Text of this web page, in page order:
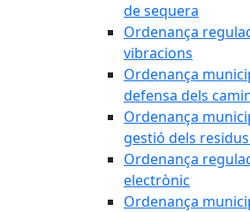
de sequera
Ordenança
vibracions
Ordenança
defensa dels
Ordenança
gestió dels
Ordenança
electrònic
Ordenança